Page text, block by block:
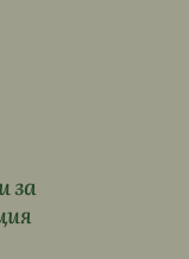
за